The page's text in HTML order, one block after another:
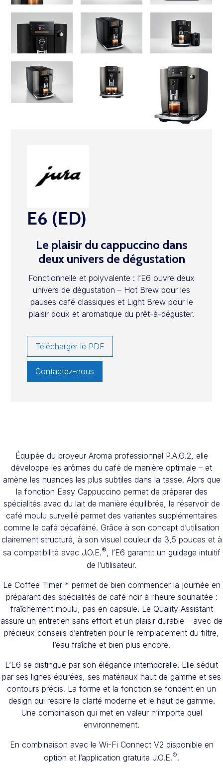
E6 (ED)
Le plaisir du cappuccino dans
deux univers de dégustation
Fonctionnelle et polyvalente : l’E6 ouvre deux
univers de dégustation – Hot Brew pour les
pauses café classiques et Light Brew pour le
plaisir doux et aromatique du prêt-à-déguster.
Télécharger le PDF
Contactez-nous
Équipée du broyeur Aroma professionnel P.A.G.2, elle
développe les arômes du café de manière optimale – et
amène les nuances les plus subtiles dans la tasse. Alors que
la fonction Easy Cappuccino permet de préparer des
spécialités avec du lait de manière équilibrée, le réservoir de
café moulu surveillé permet des variantes supplémentaires
comme le café décaféiné. Grâce à son concept d’utilisation
clairement structuré, à son visuel couleur de 3,5 pouces et à
sa compatibilité avec J.O.E.®, l’E6 garantit un guidage intuitif
de l’utilisateur.
Le Coffee Timer * permet de bien commencer la journée en
préparant des spécialités de café noir à l’heure souhaitée :
fraîchement moulu, pas en capsule. Le Quality Assistant
assure un entretien sans effort et un plaisir durable – avec de
précieux conseils d’entretien pour le remplacement du filtre,
l’eau fraîche et bien plus encore.
L’E6 se distingue par son élégance intemporelle. Elle séduit
par ses lignes épurées, ses matériaux haut de gamme et ses
contours précis. La forme et la fonction se fondent en un
design qui respire la clarté moderne et le haut de gamme.
Une combinaison qui met en valeur n’importe quel
environnement.
En combinaison avec le Wi-Fi Connect V2 disponible en
option et l’application gratuite J.O.E.®.